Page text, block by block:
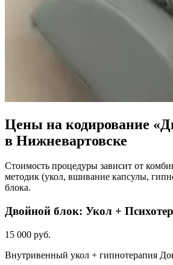
Цены на кодирование
в Нижневартовске
Стоимость процедуры зависит от
методик (укол, вшивание капсулы,
блока.
Двойной блок: Укол +
15 000 руб.
Внутривенный укол + гипнотерапия